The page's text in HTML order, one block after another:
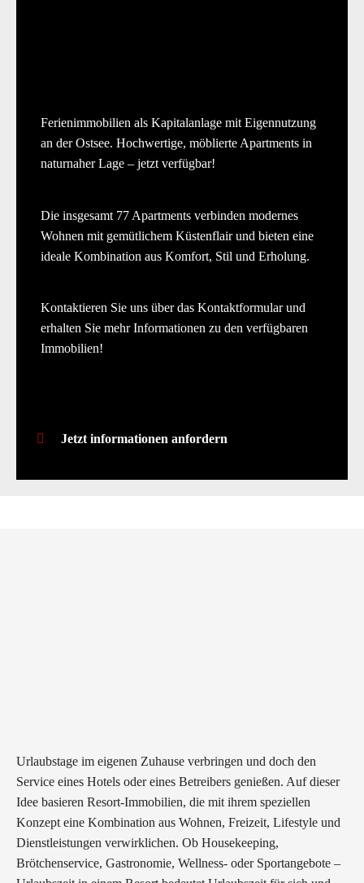
Ferienimmobilien als Kapitalanlage mit Eigennutzung
an der Ostsee. Hochwertige, möblierte Apartments in
naturnaher Lage – jetzt verfügbar!
Die insgesamt 77 Apartments verbinden modernes
Wohnen mit gemütlichem Küstenflair und bieten eine
ideale Kombination aus Komfort, Stil und Erholung.
Kontaktieren Sie uns über das Kontaktformular und
erhalten Sie mehr Informationen zu den verfügbaren
Immobilien!
Jetzt informationen anfordern
Urlaubstage im eigenen Zuhause verbringen und doch den
Service eines Hotels oder eines Betreibers genießen. Auf dieser
Idee basieren Resort-Immobilien, die mit ihrem speziellen
Konzept eine Kombination aus Wohnen, Freizeit, Lifestyle und
Dienstleistungen verwirklichen. Ob Housekeeping,
Brötchenservice, Gastronomie, Wellness- oder Sportangebote –